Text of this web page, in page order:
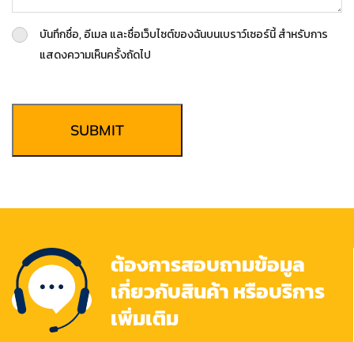
บันทึกชื่อ, อีเมล และชื่อเว็บไซต์ของฉันบนเบราว์เซอร์นี้ สำหรับการ
แสดงความเห็นครั้งถัดไป
SUBMIT
ต้องการสอบถามข้อมูล
เกี่ยวกับสินค้า หรือบริการ
เพิ่มเติม